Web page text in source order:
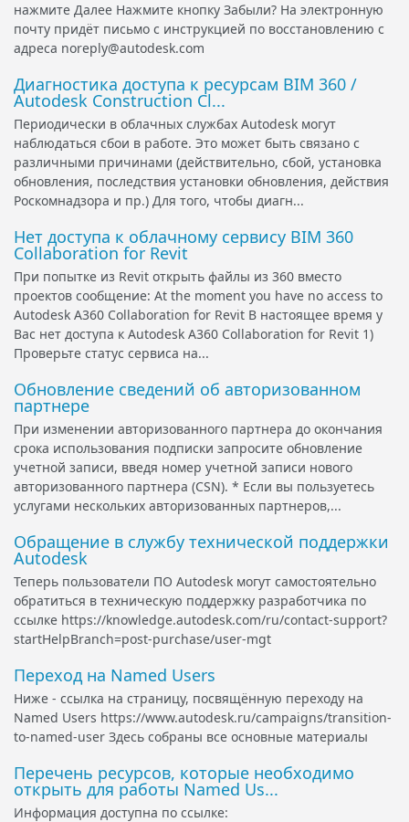
нажмите Далее Нажмите кнопку Забыли? На электронную
почту придёт письмо с инструкцией по восстановлению с
адреса noreply@autodesk.com
Диагностика доступа к ресурсам BIM 360 /
Autodesk Construction Cl...
Периодически в облачных службах Autodesk могут
наблюдаться сбои в работе. Это может быть связано с
различными причинами (действительно, сбой, установка
обновления, последствия установки обновления, действия
Роскомнадзора и пр.) Для того, чтобы диагн...
Нет доступа к облачному сервису BIM 360
Collaboration for Revit
При попытке из Revit открыть файлы из 360 вместо
проектов сообщение: At the moment you have no access to
Autodesk A360 Collaboration for Revit В настоящее время у
Вас нет доступа к Autodesk A360 Collaboration for Revit 1)
Проверьте статус сервиса на...
Обновление сведений об авторизованном
партнере
При изменении авторизованного партнера до окончания
срока использования подписки запросите обновление
учетной записи, введя номер учетной записи нового
авторизованного партнера (CSN). * Если вы пользуетесь
услугами нескольких авторизованных партнеров,...
Обращение в службу технической поддержки
Autodesk
Теперь пользователи ПО Autodesk могут самостоятельно
обратиться в техническую поддержку разработчика по
ссылке https://knowledge.autodesk.com/ru/contact-support?
startHelpBranch=post-purchase/user-mgt
Переход на Named Users
Ниже - ссылка на страницу, посвящённую переходу на
Named Users https://www.autodesk.ru/campaigns/transition-
to-named-user Здесь собраны все основные материалы
Перечень ресурсов, которые необходимо
открыть для работы Named Us...
Информация доступна по ссылке: